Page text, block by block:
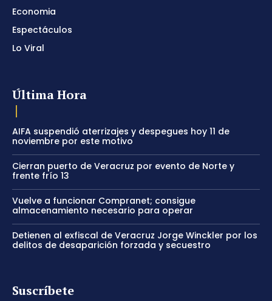
Economia
Espectáculos
Lo Viral
Última Hora
AIFA suspendió aterrizajes y despegues hoy 11 de
noviembre por este motivo
Cierran puerto de Veracruz por evento de Norte y
frente frío 13
Vuelve a funcionar Compranet; consigue
almacenamiento necesario para operar
Detienen al exfiscal de Veracruz Jorge Winckler por los
delitos de desaparición forzada y secuestro
Suscríbete